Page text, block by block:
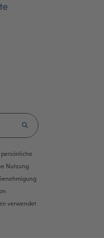
Nutzung
verwendet